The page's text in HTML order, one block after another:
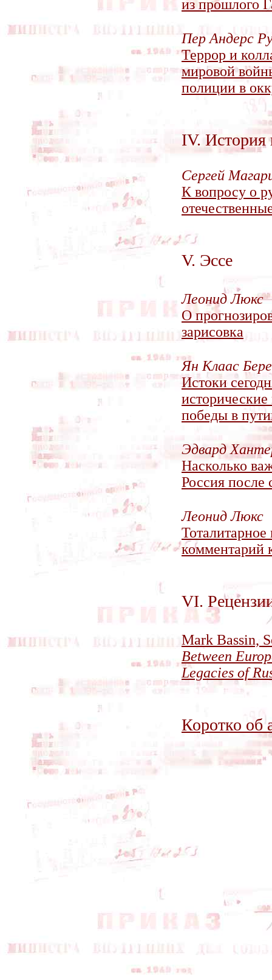
из прошлого
Пер Андерс
Террор и
мировой
полиции в
IV. История
Сергей
К вопросу о
V. Эссе
Леонид Люкс
О
зарисовка
Ян Клаас
Истоки
победы в
Эдвард
Насколько
Россия после
Леонид Люкс
комментарий
VI.
Mark Bassin,
Between
Legacies of
Коротко об